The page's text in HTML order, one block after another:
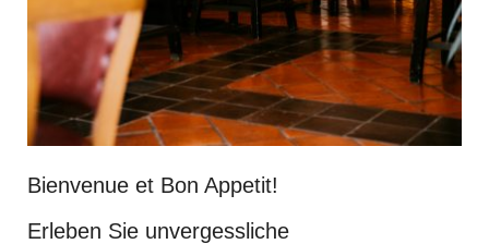
Bienvenue et Bon Appetit!
Erleben Sie unvergessliche